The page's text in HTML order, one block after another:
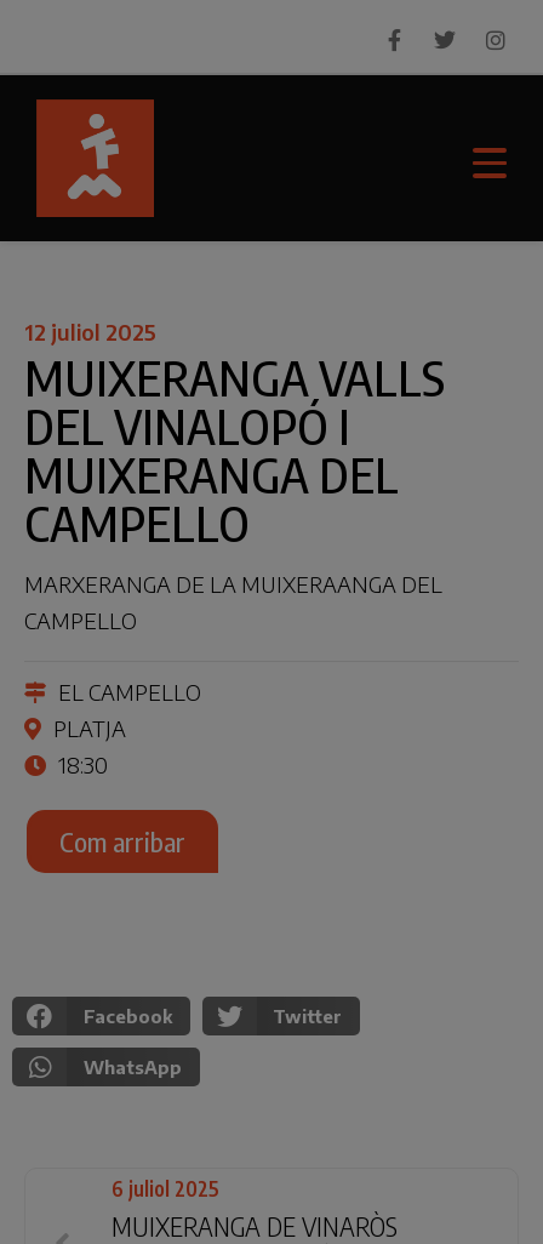
12 juliol 2025
MUIXERANGA VALLS
DEL VINALOPÓ I
MUIXERANGA DEL
CAMPELLO
MARXERANGA DE LA MUIXERAANGA DEL
CAMPELLO
EL CAMPELLO
PLATJA
18:30
Com arribar
Facebook Twitter
WhatsApp
6 juliol 2025
MUIXERANGA DE VINARÒS